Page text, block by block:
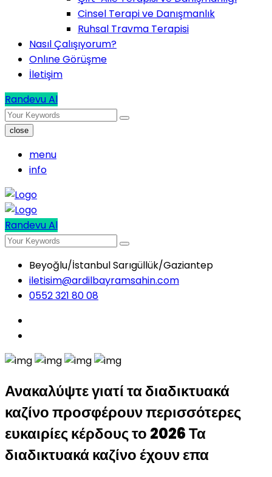
Cinsel Terapi ve Danışmanlık
Ruhsal Travma Terapisi
Nasıl Çalışıyorum?
Onlıne Görüşme
İletişim
Randevu Al
close
menu
info
Randevu Al
Beyoğlu/İstanbul Sarıgüllük/Gaziantep
iletisim@ardilbayramsahin.com
0552 321 80 08
Ανακαλύψτε γιατί τα διαδικτυακά
καζίνο προσφέρουν περισσότερες
ευκαιρίες κέρδους το 2026 Τα
διαδικτυακά καζίνο έχουν επα